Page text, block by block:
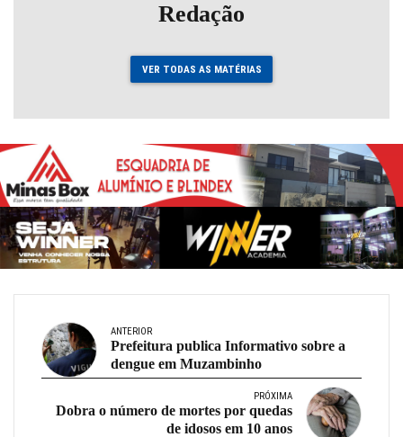
Redação
VER TODAS AS MATÉRIAS
ANTERIOR
Prefeitura publica Informativo sobre a
dengue em Muzambinho
PRÓXIMA
Dobra o número de mortes por quedas
de idosos em 10 anos